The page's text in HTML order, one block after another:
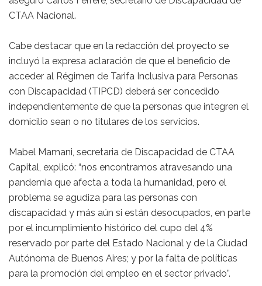
CTAA Nacional.
Cabe destacar que en la redacción del proyecto se
incluyó la expresa aclaración de que el beneficio de
acceder al Régimen de Tarifa Inclusiva para Personas
con Discapacidad (TIPCD) deberá ser concedido
independientemente de que la personas que integren el
domicilio sean o no titulares de los servicios.
Mabel Mamani, secretaria de Discapacidad de CTAA
Capital, explicó: “nos encontramos atravesando una
pandemia que afecta a toda la humanidad, pero el
problema se agudiza para las personas con
discapacidad y más aún si están desocupados, en parte
por el incumplimiento histórico del cupo del 4%
reservado por parte del Estado Nacional y de la Ciudad
Autónoma de Buenos Aires; y por la falta de políticas
para la promoción del empleo en el sector privado”.